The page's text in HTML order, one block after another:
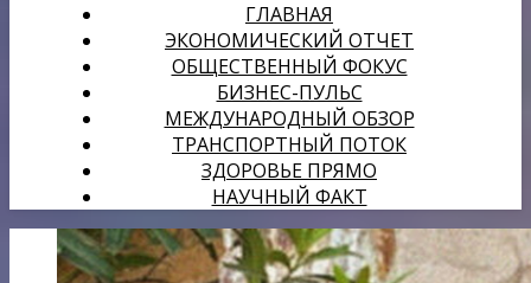
ГЛАВНАЯ
ЭКОНОМИЧЕСКИЙ ОТЧЕТ
ОБЩЕСТВЕННЫЙ ФОКУС
БИЗНЕС-ПУЛЬС
МЕЖДУНАРОДНЫЙ ОБЗОР
ТРАНСПОРТНЫЙ ПОТОК
ЗДОРОВЬЕ ПРЯМО
НАУЧНЫЙ ФАКТ